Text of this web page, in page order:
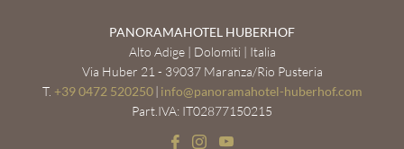
PANORAMAHOTEL HUBERHOF
Alto Adige | Dolomiti | Italia
Via Huber 21 - 39037 Maranza/Rio Pusteria
T. +39 0472 520250 | info@panoramahotel-huberhof.com
Part.IVA: IT02877150215